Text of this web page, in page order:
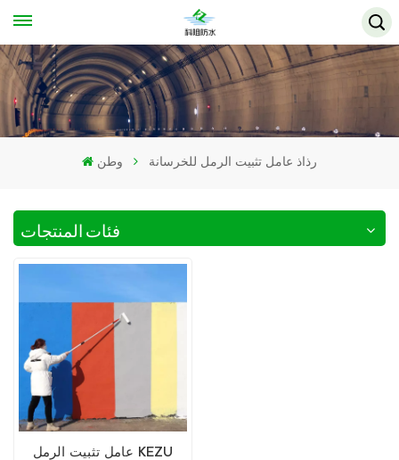
وطن رذاذ عامل تثبيت الرمل للخرسانة
فئات المنتجات
عامل تثبيت الرمل KEZU